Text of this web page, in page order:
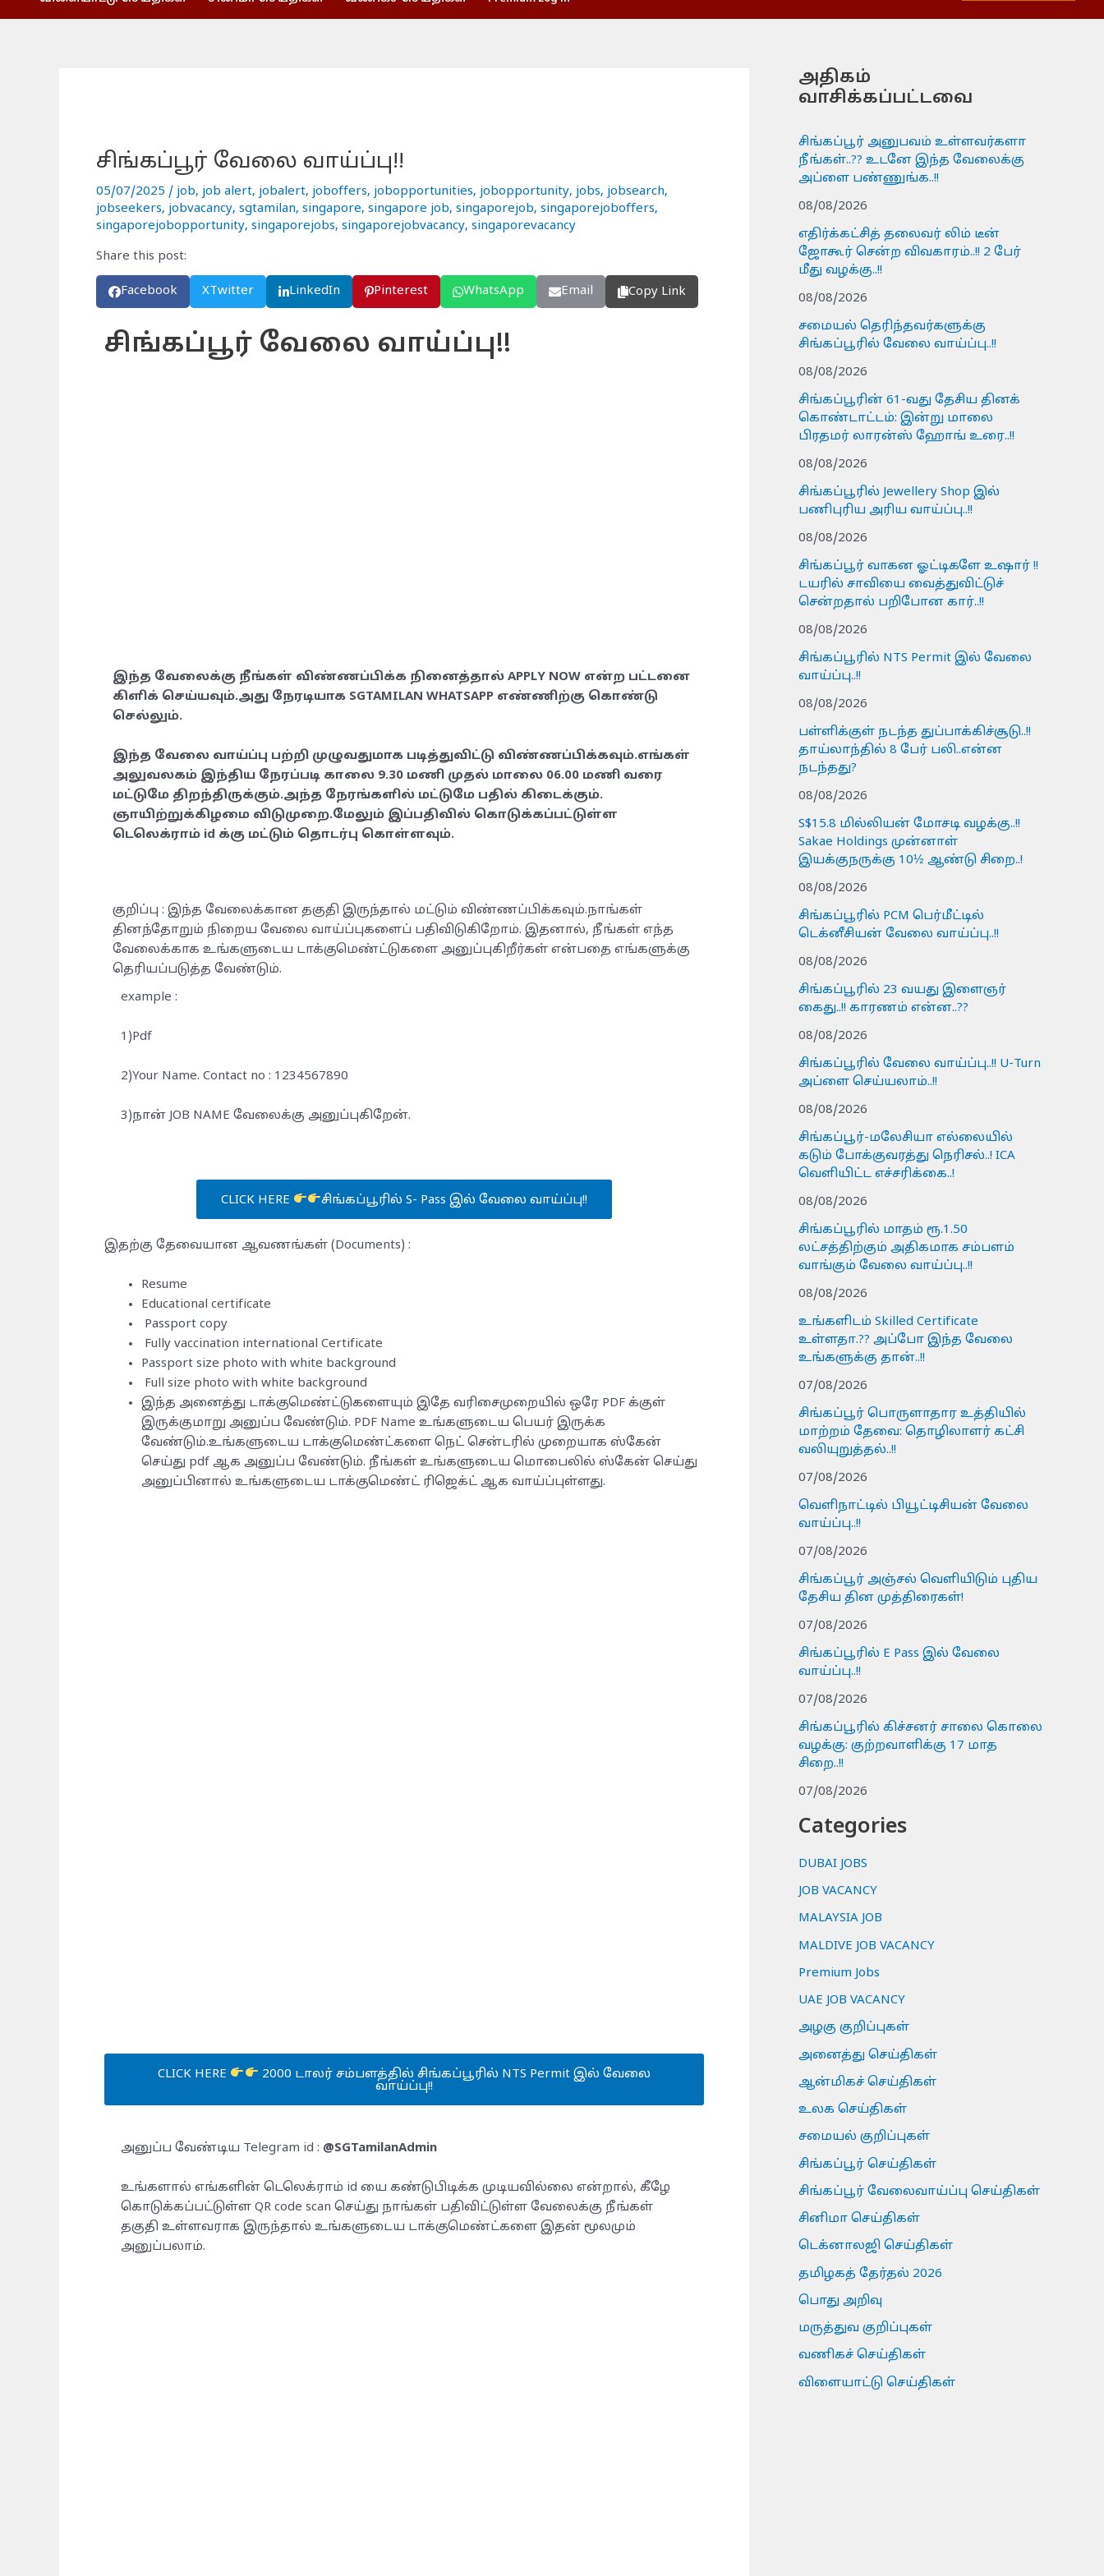
சிங்கப்பூர் வேலை வாய்ப்பு!!
05/07/2025 / job, job alert, jobalert, joboffers, jobopportunities, jobopportunity, jobs, jobsearch,
jobseekers, jobvacancy, sgtamilan, singapore, singapore job, singaporejob, singaporejoboffers,
singaporejobopportunity, singaporejobs, singaporejobvacancy, singaporevacancy
Share this post:
Facebook XTwitter LinkedIn Pinterest WhatsApp Email Copy Link
சிங்கப்பூர் வேலை வாய்ப்பு!!
இந்த வேலைக்கு நீங்கள் விண்ணப்பிக்க நினைத்தால் APPLY NOW என்ற பட்டனை
கிளிக் செய்யவும்.அது நேரடியாக SGTAMILAN WHATSAPP எண்ணிற்கு கொண்டு
செல்லும்.
இந்த வேலை வாய்ப்பு பற்றி முழுவதுமாக படித்துவிட்டு விண்ணப்பிக்கவும்.எங்கள்
அலுவலகம் இந்திய நேரப்படி காலை 9.30 மணி முதல் மாலை 06.00 மணி வரை
மட்டுமே திறந்திருக்கும்.அந்த நேரங்களில் மட்டுமே பதில் கிடைக்கும்.
ஞாயிற்றுக்கிழமை விடுமுறை.மேலும் இப்பதிவில் கொடுக்கப்பட்டுள்ள
டெலெக்ராம் id க்கு மட்டும் தொடர்பு கொள்ளவும்.
குறிப்பு : இந்த வேலைக்கான தகுதி இருந்தால் மட்டும் விண்ணப்பிக்கவும்.நாங்கள்
தினந்தோறும் நிறைய வேலை வாய்ப்புகளைப் பதிவிடுகிறோம். இதனால், நீங்கள் எந்த
வேலைக்காக உங்களுடைய டாக்குமெண்ட்டுகளை அனுப்புகிறீர்கள் என்பதை எங்களுக்கு
தெரியப்படுத்த வேண்டும்.
example :
1)Pdf
2)Your Name. Contact no : 1234567890
3)நான் JOB NAME வேலைக்கு அனுப்புகிறேன்.
CLICK HERE சிங்கப்பூரில் S- Pass இல் வேலை வாய்ப்பு!!
இதற்கு தேவையான ஆவணங்கள் (Documents) :
Resume
Educational certificate
Passport copy
Fully vaccination international Certificate
Passport size photo with white background
Full size photo with white background
இந்த அனைத்து டாக்குமெண்ட்டுகளையும் இதே வரிசைமுறையில் ஒரே PDF க்குள்
இருக்குமாறு அனுப்ப வேண்டும். PDF Name உங்களுடைய பெயர் இருக்க
வேண்டும்.உங்களுடைய டாக்குமெண்ட்களை நெட் சென்டரில் முறையாக ஸ்கேன்
செய்து pdf ஆக அனுப்ப வேண்டும். நீங்கள் உங்களுடைய மொபைலில் ஸ்கேன் செய்து
அனுப்பினால் உங்களுடைய டாக்குமெண்ட் ரிஜெக்ட் ஆக வாய்ப்புள்ளது.
CLICK HERE 2000 டாலர் சம்பளத்தில் சிங்கப்பூரில் NTS Permit இல் வேலை
வாய்ப்பு!!
அனுப்ப வேண்டிய Telegram id : @SGTamilanAdmin
உங்களால் எங்களின் டெலெக்ராம் id யை கண்டுபிடிக்க முடியவில்லை என்றால், கீழே
கொடுக்கப்பட்டுள்ள QR code scan செய்து நாங்கள் பதிவிட்டுள்ள வேலைக்கு நீங்கள்
தகுதி உள்ளவராக இருந்தால் உங்களுடைய டாக்குமெண்ட்களை இதன் மூலமும்
அனுப்பலாம்.
அதிகம்
வாசிக்கப்பட்டவை
சிங்கப்பூர் அனுபவம் உள்ளவர்களா
நீங்கள்..?? உடனே இந்த வேலைக்கு
அப்ளை பண்ணுங்க..!!
08/08/2026
எதிர்க்கட்சித் தலைவர் லிம் டீன்
ஜோகூர் சென்ற விவகாரம்..!! 2 பேர்
மீது வழக்கு..!!
08/08/2026
சமையல் தெரிந்தவர்களுக்கு
சிங்கப்பூரில் வேலை வாய்ப்பு..!!
08/08/2026
சிங்கப்பூரின் 61-வது தேசிய தினக்
கொண்டாட்டம்: இன்று மாலை
பிரதமர் லாரன்ஸ் ஹோங் உரை..!!
08/08/2026
சிங்கப்பூரில் Jewellery Shop இல்
பணிபுரிய அரிய வாய்ப்பு..!!
08/08/2026
சிங்கப்பூர் வாகன ஓட்டிகளே உஷார் !!
டயரில் சாவியை வைத்துவிட்டுச்
சென்றதால் பறிபோன கார்..!!
08/08/2026
சிங்கப்பூரில் NTS Permit இல் வேலை
வாய்ப்பு..!!
08/08/2026
பள்ளிக்குள் நடந்த துப்பாக்கிச்சூடு..!!
தாய்லாந்தில் 8 பேர் பலி..என்ன
நடந்தது?
08/08/2026
S$15.8 மில்லியன் மோசடி வழக்கு..!!
Sakae Holdings முன்னாள்
இயக்குநருக்கு 10½ ஆண்டு சிறை..!
08/08/2026
சிங்கப்பூரில் PCM பெர்மீட்டில்
டெக்னீசியன் வேலை வாய்ப்பு..!!
08/08/2026
சிங்கப்பூரில் 23 வயது இளைஞர்
கைது..!! காரணம் என்ன..??
08/08/2026
சிங்கப்பூரில் வேலை வாய்ப்பு..!! U-Turn
அப்ளை செய்யலாம்..!!
08/08/2026
சிங்கப்பூர்-மலேசியா எல்லையில்
கடும் போக்குவரத்து நெரிசல்..! ICA
வெளியிட்ட எச்சரிக்கை..!
08/08/2026
சிங்கப்பூரில் மாதம் ரூ.1.50
லட்சத்திற்கும் அதிகமாக சம்பளம்
வாங்கும் வேலை வாய்ப்பு..!!
08/08/2026
உங்களிடம் Skilled Certificate
உள்ளதா.?? அப்போ இந்த வேலை
உங்களுக்கு தான்..!!
07/08/2026
சிங்கப்பூர் பொருளாதார உத்தியில்
மாற்றம் தேவை: தொழிலாளர் கட்சி
வலியுறுத்தல்..!!
07/08/2026
வெளிநாட்டில் பியூட்டிசியன் வேலை
வாய்ப்பு..!!
07/08/2026
சிங்கப்பூர் அஞ்சல் வெளியிடும் புதிய
தேசிய தின முத்திரைகள்!
07/08/2026
சிங்கப்பூரில் E Pass இல் வேலை
வாய்ப்பு..!!
07/08/2026
சிங்கப்பூரில் கிச்சனர் சாலை கொலை
வழக்கு: குற்றவாளிக்கு 17 மாத
சிறை..!!
07/08/2026
Categories
DUBAI JOBS
JOB VACANCY
MALAYSIA JOB
MALDIVE JOB VACANCY
Premium Jobs
UAE JOB VACANCY
அழகு குறிப்புகள்
அனைத்து செய்திகள்
ஆன்மிகச் செய்திகள்
உலக செய்திகள்
சமையல் குறிப்புகள்
சிங்கப்பூர் செய்திகள்
சிங்கப்பூர் வேலைவாய்ப்பு செய்திகள்
சினிமா செய்திகள்
டெக்னாலஜி செய்திகள்
தமிழகத் தேர்தல் 2026
பொது அறிவு
மருத்துவ குறிப்புகள்
வணிகச் செய்திகள்
விளையாட்டு செய்திகள்